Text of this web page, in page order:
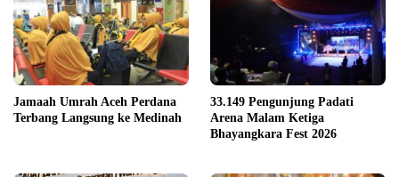
Jamaah Umrah Aceh Perdana
Terbang Langsung ke Medinah
33.149 Pengunjung Padati
Arena Malam Ketiga
Bhayangkara Fest 2026